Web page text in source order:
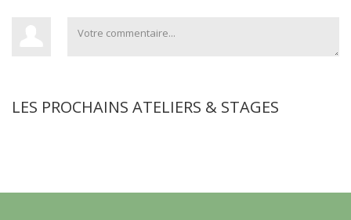
LES PROCHAINS ATELIERS & STAGES